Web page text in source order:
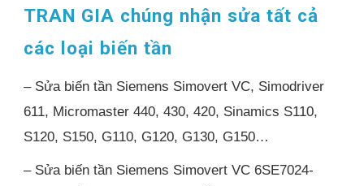
TRAN GIA chúng nhận sửa tất cả
các loại biến tần
– Sửa biến tần Siemens Simovert VC, Simodriver
611, Micromaster 440, 430, 420, Sinamics S110,
S120, S150, G110, G120, G130, G150…
– Sửa biến tần Siemens Simovert VC 6SE7024-